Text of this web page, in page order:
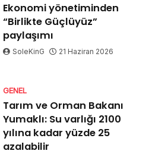
Ekonomi yönetiminden
“Birlikte Güçlüyüz”
paylaşımı
SoleKinG 21 Haziran 2026
GENEL
Tarım ve Orman Bakanı
Yumaklı: Su varlığı 2100
yılına kadar yüzde 25
azalabilir